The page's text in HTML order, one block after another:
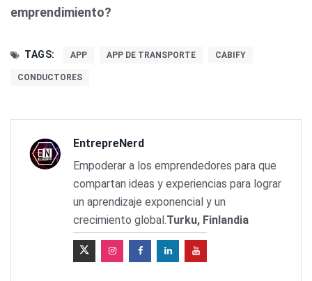
emprendimiento?
TAGS: APP APP DE TRANSPORTE CABIFY
CONDUCTORES
EntrepreNerd
Empoderar a los emprendedores para que
compartan ideas y experiencias para lograr
un aprendizaje exponencial y un
crecimiento global.Turku, Finlandia